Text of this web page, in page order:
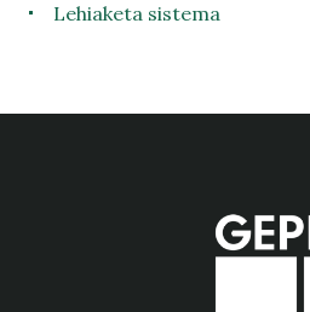
Lehiaketa sistema